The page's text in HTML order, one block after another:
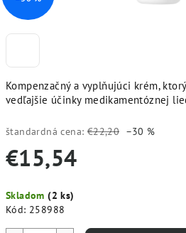
Kompenzačný a vyplňujúci krém,
vedľajšie účinky medikamentóznej
štandardná cena: €22,20 –30 %
€15,54
cena:
Skladom(2 ks)
Kód: 258988